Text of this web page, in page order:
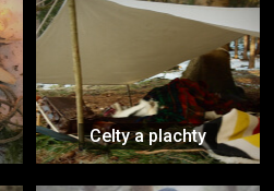
Celty a plachty